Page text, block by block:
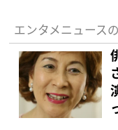
エンタメニュース